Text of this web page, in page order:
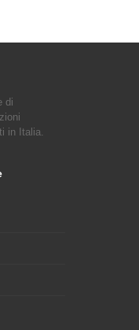
di
in Italia.